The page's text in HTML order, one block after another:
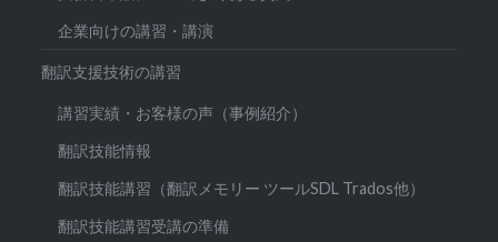
企業向けの講習・講演
翻訳支援技術の講習
講習実績・お客様の声（事例紹介）
翻訳技能情報
翻訳技能講習（翻訳メモリー ツールSDL Trados他）
翻訳技能講習受講の準備